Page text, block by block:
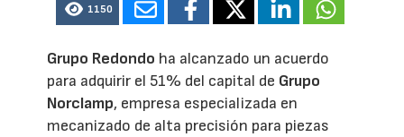
1150
Grupo Redondo ha alcanzado un acuerdo
para adquirir el 51% del capital de Grupo
Norclamp, empresa especializada en
mecanizado de alta precisión para piezas